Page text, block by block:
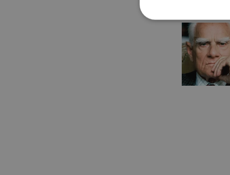
I cookie strettamente
web non può essere